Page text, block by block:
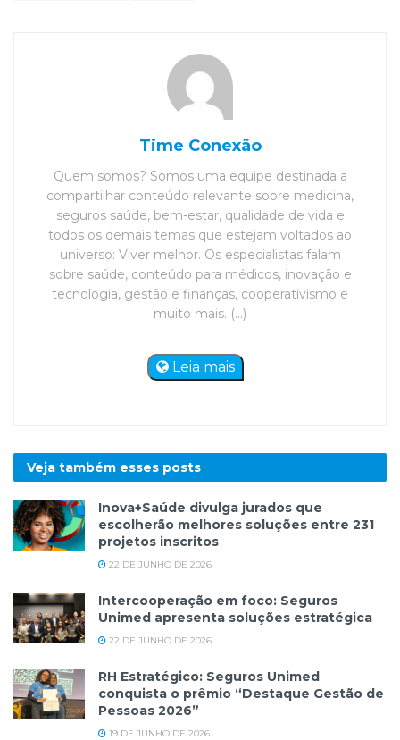
Time Conexão
Quem somos? Somos uma equipe destinada a
compartilhar conteúdo relevante sobre medicina,
seguros saúde, bem-estar, qualidade de vida e
todos os demais temas que estejam voltados ao
universo: Viver melhor. Os especialistas falam
sobre saúde, conteúdo para médicos, inovação e
tecnologia, gestão e finanças, cooperativismo e
muito mais. (...)
Leia mais
Veja também esses posts
Inova+Saúde divulga jurados que
escolherão melhores soluções entre 231
projetos inscritos
22 DE JUNHO DE 2026
Intercooperação em foco: Seguros
Unimed apresenta soluções estratégica
22 DE JUNHO DE 2026
RH Estratégico: Seguros Unimed
conquista o prêmio “Destaque Gestão de
Pessoas 2026”
19 DE JUNHO DE 2026